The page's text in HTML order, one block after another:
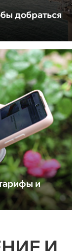
добраться
и